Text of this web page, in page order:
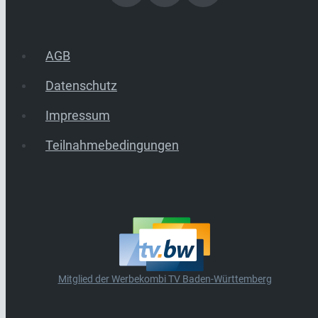
AGB
Datenschutz
Impressum
Teilnahmebedingungen
Mitglied der Werbekombi TV Baden-Württemberg